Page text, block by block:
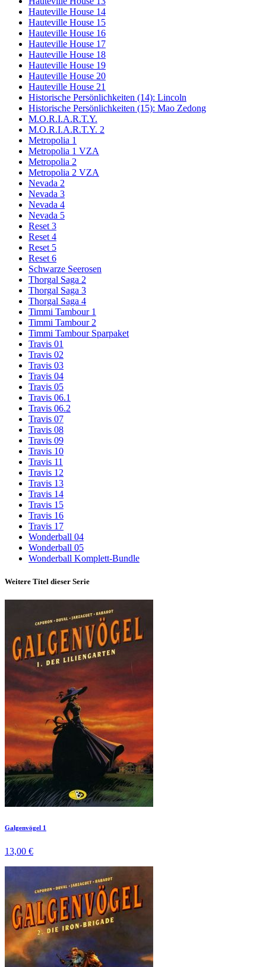
Hauteville House 14
Hauteville House 15
Hauteville House 16
Hauteville House 17
Hauteville House 18
Hauteville House 19
Hauteville House 20
Hauteville House 21
Historische Persönlichkeiten (14): Lincoln
Historische Persönlichkeiten (15): Mao Zedong
M.O.R.I.A.R.T.Y.
M.O.R.I.A.R.T.Y. 2
Metropolia 1
Metropolia 1 VZA
Metropolia 2
Metropolia 2 VZA
Nevada 2
Nevada 3
Nevada 4
Nevada 5
Reset 3
Reset 4
Reset 5
Reset 6
Schwarze Seerosen
Thorgal Saga 2
Thorgal Saga 3
Thorgal Saga 4
Timmi Tambour 1
Timmi Tambour 2
Timmi Tambour Sparpaket
Travis 01
Travis 02
Travis 03
Travis 04
Travis 05
Travis 06.1
Travis 06.2
Travis 07
Travis 08
Travis 09
Travis 10
Travis 11
Travis 12
Travis 13
Travis 14
Travis 15
Travis 16
Travis 17
Wonderball 04
Wonderball 05
Wonderball Komplett-Bundle
Weitere Titel dieser Serie
Galgenvögel 1
13,00 €